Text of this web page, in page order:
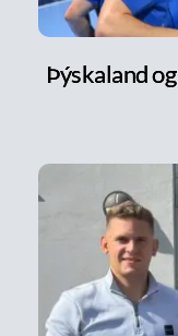
Þýskaland